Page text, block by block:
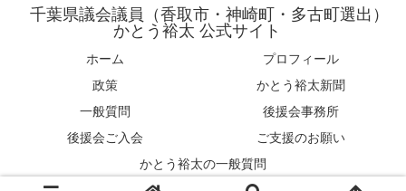
千葉県議会議員（香取市・神崎町・多古町選出）
かとう裕太 公式サイト
ホーム
プロフィール
政策
かとう裕太新聞
一般質問
後援会事務所
後援会ご入会
ご支援のお願い
かとう裕太の一般質問